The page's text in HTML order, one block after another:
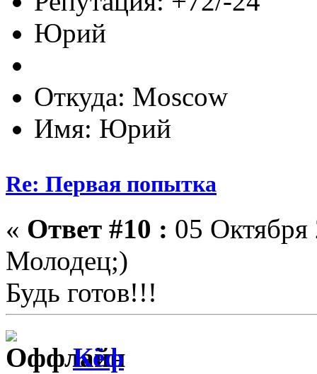
Юрий
Откуда: Moscow
Имя: Юрий
Re: Первая попытка
« Ответ #10 : 05
Молодец;)
Будь готов!!!
Кёф